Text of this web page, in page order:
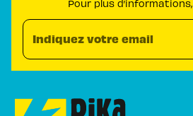
Pour plus d’informations,
Indiquez votre email